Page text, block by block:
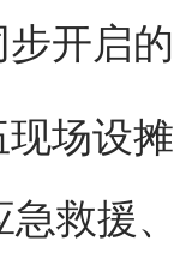
开启
场设
救援